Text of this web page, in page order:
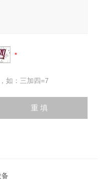
如：三加四=7